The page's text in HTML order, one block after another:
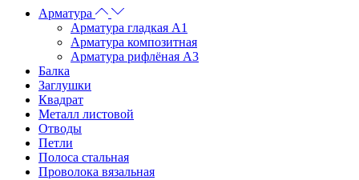
Арматура
Арматура гладкая А1
Арматура композитная
Арматура рифлёная А3
Балка
Заглушки
Квадрат
Металл листовой
Отводы
Петли
Полоса стальная
Проволока вязальная